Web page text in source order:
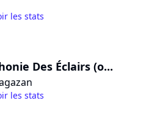
les stats
Des Éclairs (o...
les stats